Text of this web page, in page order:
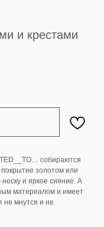
и крестами
собираются
золотом или
и яркое сияние. А
материалом и имеет
не мнутся и не